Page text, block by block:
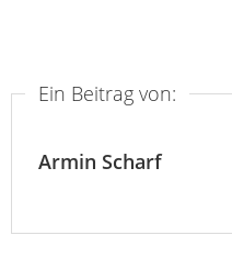
Ein Beitrag von:
Armin Scharf